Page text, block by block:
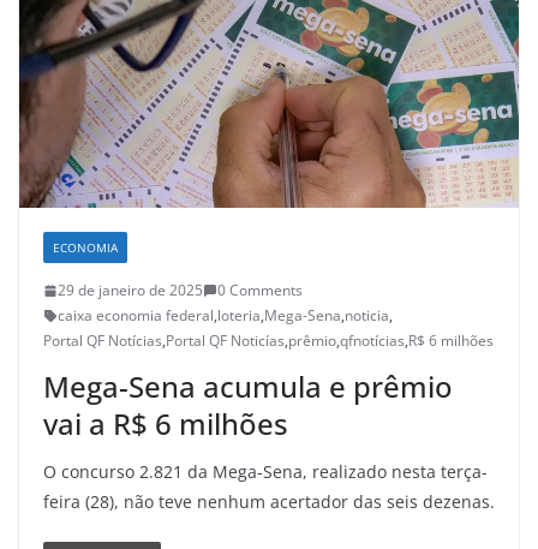
ECONOMIA
29 de janeiro de 2025
0 Comments
caixa economia federal,loteria,Mega-Sena,noticia,
Portal QF Notícias,Portal QF Noticías,prêmio,qfnotícias,R$ 6 milhões
Mega-Sena acumula e prêmio
vai a R$ 6 milhões
O concurso 2.821 da Mega-Sena, realizado nesta terça-
feira (28), não teve nenhum acertador das seis dezenas.